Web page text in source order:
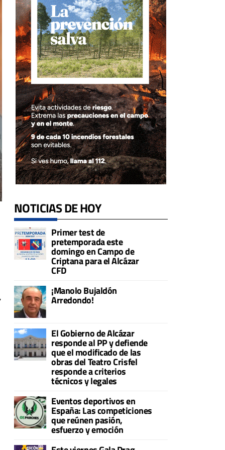
NOTICIAS DE HOY
Primer test de
pretemporada este
domingo en Campo de
Criptana para el Alcázar
CFD
¡Manolo Bujaldón
Arredondo!
El Gobierno de Alcázar
responde al PP y defiende
que el modificado de las
obras del Teatro Crisfel
responde a criterios
técnicos y legales
Eventos deportivos en
España: Las competiciones
que reúnen pasión,
esfuerzo y emoción